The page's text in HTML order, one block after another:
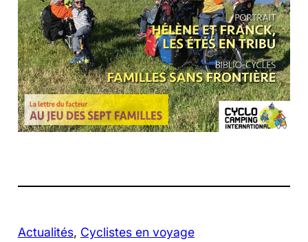
Actualités, Cyclistes en voyage